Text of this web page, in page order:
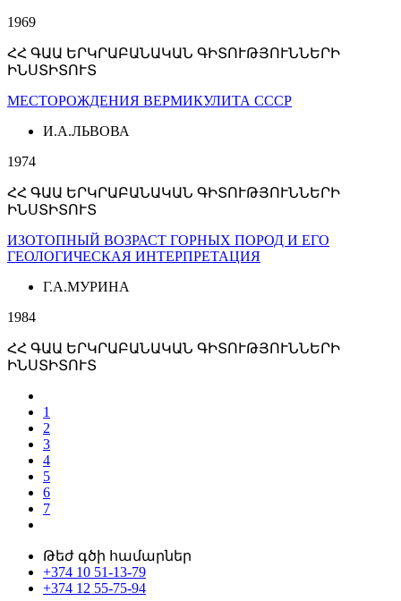
1969
ՀՀ ԳԱԱ ԵՐԿՐԱԲԱՆԱԿԱՆ ԳԻՏՈՒԹՅՈՒՆՆԵՐԻ
ԻՆՍՏԻՏՈՒՏ
МЕСТОРОЖДЕНИЯ ВЕРМИКУЛИТА СССР
И.А.ЛЬВОВА
1974
ՀՀ ԳԱԱ ԵՐԿՐԱԲԱՆԱԿԱՆ ԳԻՏՈՒԹՅՈՒՆՆԵՐԻ
ԻՆՍՏԻՏՈՒՏ
ИЗОТОПНЫЙ ВОЗРАСТ ГОРНЫХ ПОРОД И ЕГО
ГЕОЛОГИЧЕСКАЯ ИНТЕРПРЕТАЦИЯ
Г.А.МУРИНА
1984
ՀՀ ԳԱԱ ԵՐԿՐԱԲԱՆԱԿԱՆ ԳԻՏՈՒԹՅՈՒՆՆԵՐԻ
ԻՆՍՏԻՏՈՒՏ
1
2
3
4
5
6
7
Թեժ գծի համարներ
+374 10 51-13-79
+374 12 55-75-94